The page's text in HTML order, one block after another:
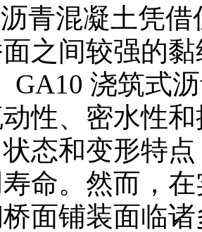
青混凝土凭
之间较强的
GA10 浇筑式
性、密水性
态和变形特
命。然而，
面铺装面临